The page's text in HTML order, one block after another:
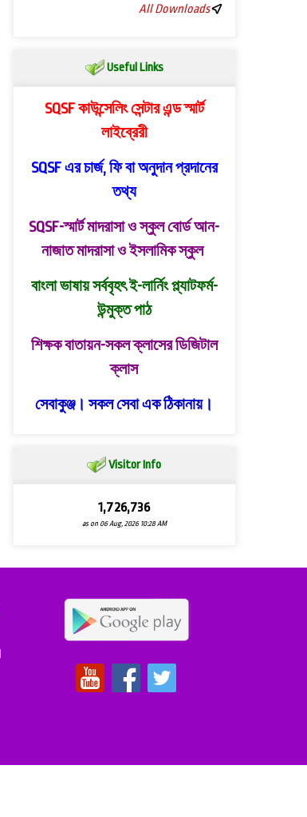
All Downloads
Useful Links
SQSF কাউন্সেলিং সেন্টার এন্ড স্মার্ট
লাইব্রেরী
SQSF এর চার্জ, ফি বা অনুদান প্রদানের
তথ্য
SQSF-স্মার্ট মাদরাসা ও স্কুল বোর্ডআন-
নাজাত মাদরাসা ও ইসলামিক স্কুল
বাংলা ভাষায় সর্ববৃহৎ ই-লার্নিং প্ল্যাটফর্ম-
উন্মুক্ত পাঠ
শিক্ষক বাতায়ন-সকল ক্লাসের ডিজিটাল
ক্লাস
সেবাকুঞ্জ। সকল সেবা এক ঠিকানায়।
Visitor Info
1,726,736
as on 06 Aug, 2026 10:28 AM